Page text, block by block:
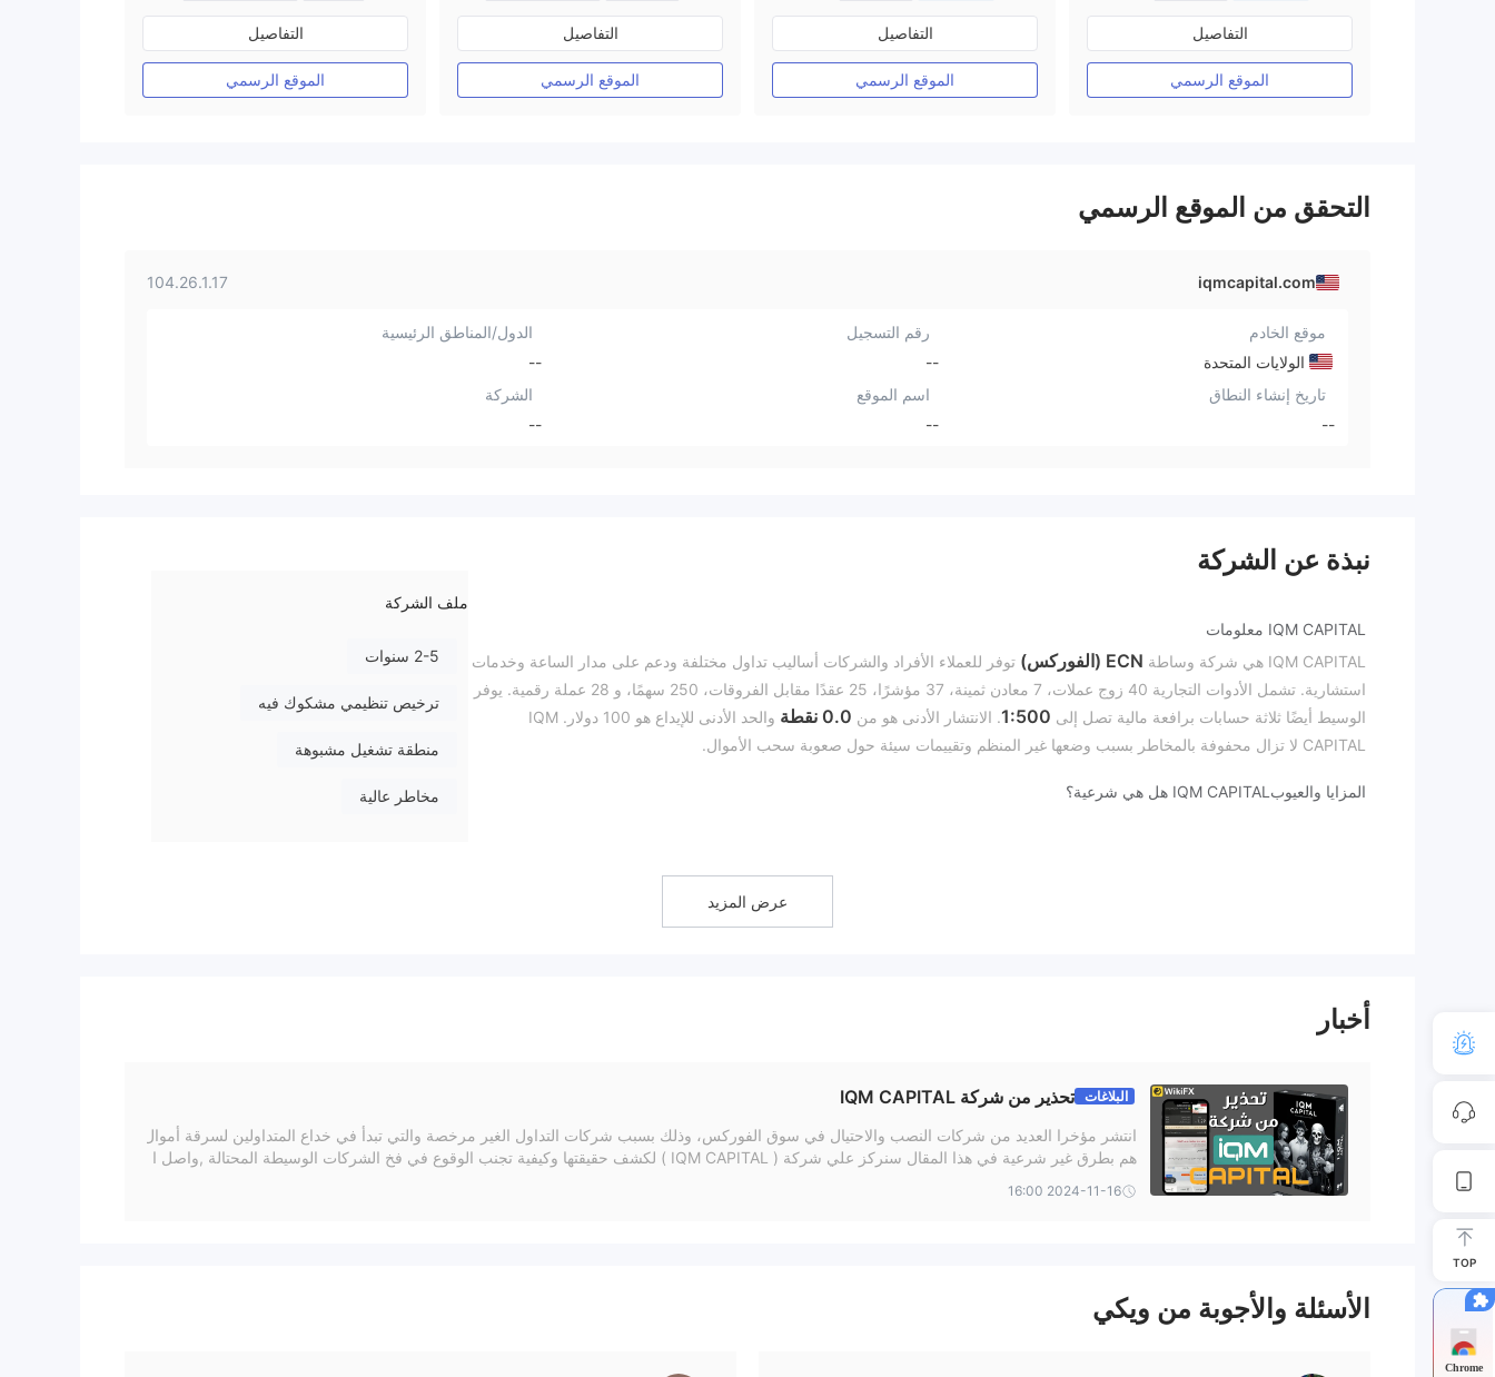
منظمة في أستراليا
صناعة السوق (MM)
رخصة كاملة ميتاتريدر ٤
التفاصيل
الموقع الرسمي
منظمة في أستراليا
صناعة السوق (MM)
رخصة كاملة ميتاتريدر ٤
التفاصيل
الموقع الرسمي
صناعة السوق (MM)
رخصة كاملة ميتاتريدر ٤
التفاصيل
الموقع الرسمي
صناعة السوق (MM)
cTrader
التفاصيل
الموقع الرسمي
التحقق من الموقع الرسمي
iqmcapital.com
104.26.1.17
موقع الخادم
الولايات المتحدة
رقم التسجيل
--
الدول/المناطق الرئيسية
--
تاريخ إنشاء النطاق
--
اسم الموقع
--
الشركة
--
نبذة عن الشركة
IQM CAPITAL معلومات
IQM CAPITAL هي شركة وساطة
ECN (الفوركس)
توفر للعملاء الأفراد والشركات أساليب تداول مختلفة ودعم على مدار الساعة وخدمات
استشارية. تشمل الأدوات التجارية 40 زوج عملات، 7 معادن ثمينة، 37 مؤشرًا، 25 عقدًا مقابل الفروقات، 250 سهمًا، و 28 عملة رقمية. يوفر
الوسيط أيضًا ثلاثة حسابات برافعة مالية تصل إلى 1:500. الانتشار الأدنى هو من 0.0 نقطة
والحد الأدنى للإيداع هو 100 دولار. IQM
CAPITAL لا تزال محفوفة بالمخاطر بسبب وضعها غير المنظم وتقييمات سيئة حول صعوبة سحب الأموال.
المزايا والعيوب IQM CAPITAL هل هي شرعية؟
نوع الحساب
IQM CAPITAL يحتوي على ثلاثة أنواع من الحسابات:
رئيسي لتعريف المتداولين بمنصة التداول ولأغراض تعليمية فقط. يمكن للجميع أيضًا كسب المال عن طريق نسخ نجاح المتداولين الأفضل.
يُسمح للمسلمين بفتح حسابات إسلامية بدون سواب.
رسوم IQM CAPITAL
الانتشار يبدأ من0.0 نقطة ، العمولة تبدأ من0. كلما انخفض الانتشار، زادت سرعة السيولة.
منصة التداول
ملف الشركة
2-5 سنوات
ترخيص تنظيمي مشكوك فيه
منطقة تشغيل مشبوهة
مخاطر عالية
عرض المزيد
أخبار
البلاغات تحذير من شركة IQM CAPITAL
انتشر مؤخرا العديد من شركات النصب والاحتيال في سوق الفوركس، وذلك بسبب شركات التداول الغير مرخصة والتي تبدأ في خداع المتداولين لسرقة أموال
هم بطرق غير شرعية في هذا المقال سنركز علي شركة ( IQM CAPITAL ) لكشف حقيقتها وكيفية تجنب الوقوع في فخ الشركات الوسيطة المحتالة ,واصل ا
2024-11-16 16:00
الأسئلة والأجوبة من ويكي
TOP
Chrome